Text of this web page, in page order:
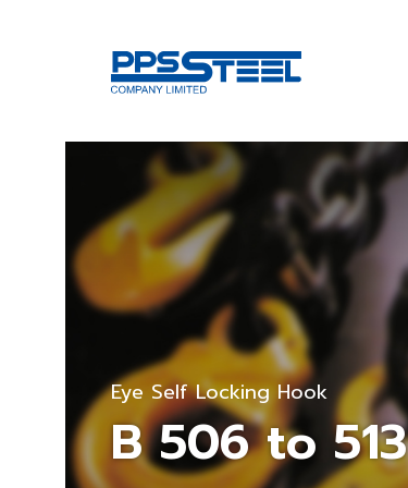
Eye Self Locking Hook
B 506 to 513